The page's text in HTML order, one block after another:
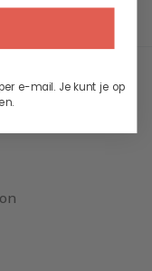
e-mail. Je kunt je op